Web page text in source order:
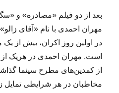
بعد از دو فیلم «مصادره» و
مهران احمدی با نام «آقای
در اولین روز اکران، بیش از یک
است. مهران احمدی در هریک
از کمدین‌های مطرح سینما
مخاطبان در هر شرایطی تمایل